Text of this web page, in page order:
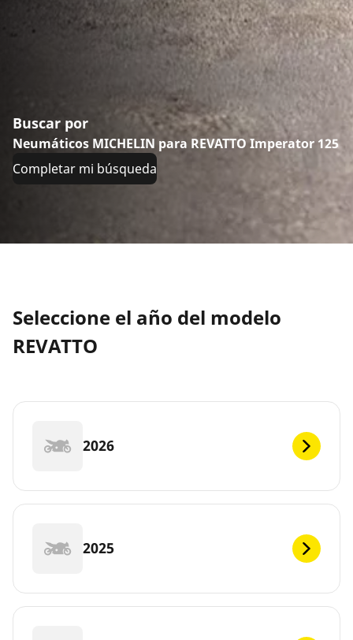
Buscar por
Neumáticos MICHELIN para REVATTO Imperator 125
Completar mi búsqueda
Seleccione el año del modelo
REVATTO
2026
2025